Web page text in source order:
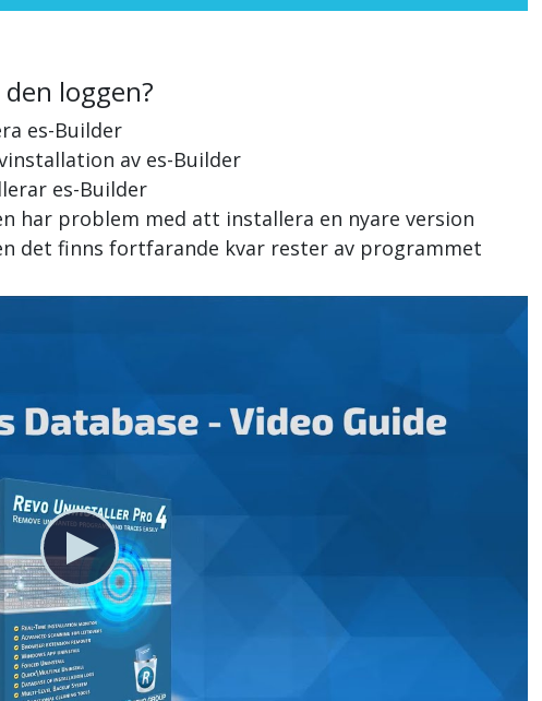
loggen?
es-Builder
av es-Builder
es-Builder
har problem med att installera en nyare version
det finns fortfarande kvar rester av programmet